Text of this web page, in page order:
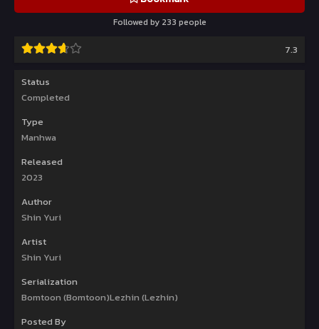
Followed by 233 people
7.3
Status
Completed
Type
Manhwa
Released
2023
Author
Shin Yuri
Artist
Shin Yuri
Serialization
Bomtoon (Bomtoon)Lezhin (Lezhin)
Posted By